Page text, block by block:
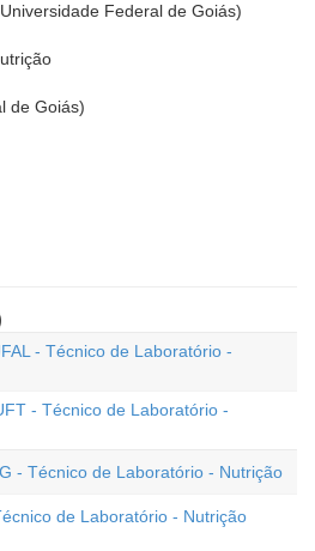
Federal de Goiás)
de Goiás)
- Técnico de Laboratório -
- Técnico de Laboratório -
- Técnico de Laboratório - Nutrição
de Laboratório - Nutrição